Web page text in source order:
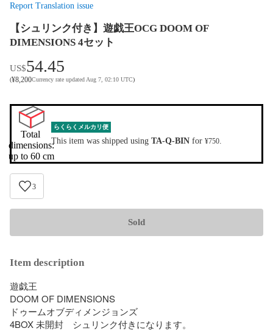
Report Translation issue
【シュリンク付き】遊戯王OCG DOOM OF
DIMENSIONS 4セット
US$54.45
(¥8,200Currency rate updated Aug 7, 02:10 UTC)
Total
dimensions:
up to 60 cm
らくらくメルカリ便
This item was shipped using TA-Q-BIN for ¥750.
3
Sold
Item description
遊戯王
DOOM OF DIMENSIONS
ドゥームオブディメンジョンズ
4BOX 未開封　シュリンク付きになります。